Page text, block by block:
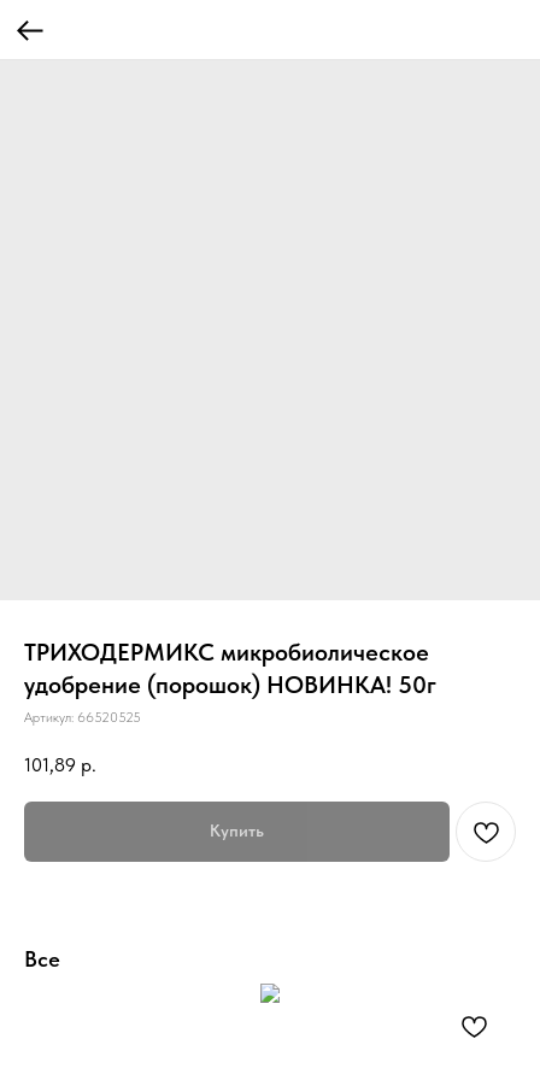
ТРИХОДЕРМИКС микробиолическое
удобрение (порошок) НОВИНКА! 50г
Артикул: 66520525
101,89 р.
Купить
Все